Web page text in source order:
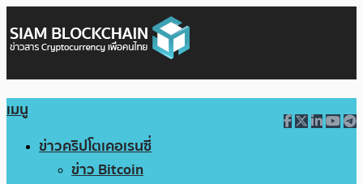
เมนู
ข่าวคริปโตเคอเรนซี่
ข่าว Bitcoin